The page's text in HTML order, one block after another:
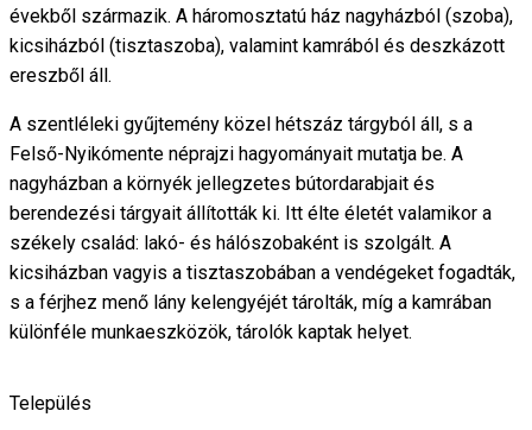
évekből származik. A háromosztatú ház nagyházból (szoba),
kicsiházból (tisztaszoba), valamint kamrából és deszkázott
ereszből áll.
A szentléleki gyűjtemény közel hétszáz tárgyból áll, s a
Felső-Nyikómente néprajzi hagyományait mutatja be. A
nagyházban a környék jellegzetes bútordarabjait és
berendezési tárgyait állították ki. Itt élte életét valamikor a
székely család: lakó- és hálószobaként is szolgált. A
kicsiházban vagyis a tisztaszobában a vendégeket fogadták,
s a férjhez menő lány kelengyéjét tárolták, míg a kamrában
különféle munkaeszközök, tárolók kaptak helyet.
Település